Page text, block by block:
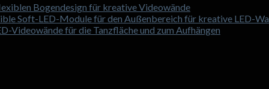
Bogendesign für kreative Videowände
Soft-LED-Module für den Außenbereich für kreative LED-
Videowände für die Tanzfläche und zum Aufhängen